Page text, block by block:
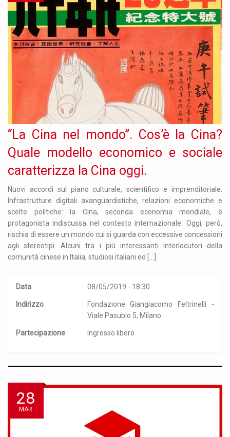
“La Cina nel mondo”. Cos’è la Cina?
Quale modello economico e sociale
caratterizza la Cina oggi.
Nuovi accordi sul piano culturale, scientifico e imprenditoriale.
Infrastrutture digitali avanguardistiche, relazioni economiche e
scelte politiche: la Cina, seconda economia mondiale, è
protagonista indiscussa nel contesto internazionale. Oggi, però,
rischia di essere un mondo cui si guarda con eccessive concessioni
agli stereotipi. Alcuni tra i più interessanti interlocutori della
comunità cinese in Italia, studiosi italiani ed […]
Data 08/05/2019 - 18:30
Indirizzo
Fondazione Giangiacomo Feltrinelli -
Viale Pasubio 5, Milano
Partecipazione Ingresso libero
28
MAR